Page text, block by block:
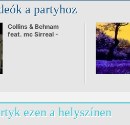
a partyhoz
Collins & Behnam
feat. mc Sirreal -
ezen a helyszínen